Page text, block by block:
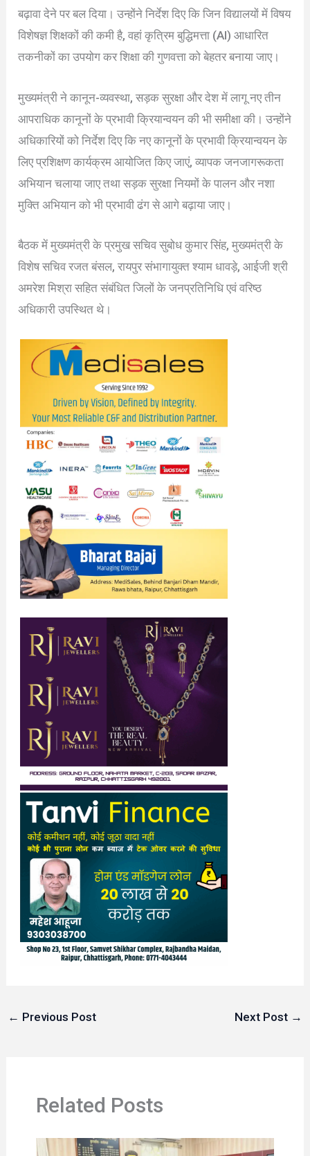
बढ़ावा देने पर बल दिया। उन्होंने निर्देश दिए कि जिन विद्यालयों में विषय
विशेषज्ञ शिक्षकों की कमी है, वहां कृत्रिम बुद्धिमत्ता (AI) आधारित
तकनीकों का उपयोग कर शिक्षा की गुणवत्ता को बेहतर बनाया जाए।
मुख्यमंत्री ने कानून-व्यवस्था, सड़क सुरक्षा और देश में लागू नए तीन
आपराधिक कानूनों के प्रभावी क्रियान्वयन की भी समीक्षा की। उन्होंने
अधिकारियों को निर्देश दिए कि नए कानूनों के प्रभावी क्रियान्वयन के
लिए प्रशिक्षण कार्यक्रम आयोजित किए जाएं, व्यापक जनजागरूकता
अभियान चलाया जाए तथा सड़क सुरक्षा नियमों के पालन और नशा
मुक्ति अभियान को भी प्रभावी ढंग से आगे बढ़ाया जाए।
बैठक में मुख्यमंत्री के प्रमुख सचिव सुबोध कुमार सिंह, मुख्यमंत्री के
विशेष सचिव रजत बंसल, रायपुर संभागायुक्त श्याम धावड़े, आईजी श्री
अमरेश मिश्रा सहित संबंधित जिलों के जनप्रतिनिधि एवं वरिष्ठ
अधिकारी उपस्थित थे।
← Previous Post Next Post →
Related Posts